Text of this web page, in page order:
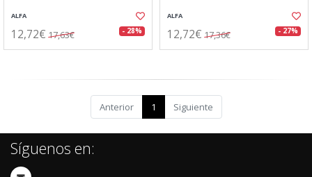
ALFA
12,72€ 17,63€ - 28%
ALFA
12,72€ 17,36€ - 27%
Anterior 1 Siguiente
Síguenos en: